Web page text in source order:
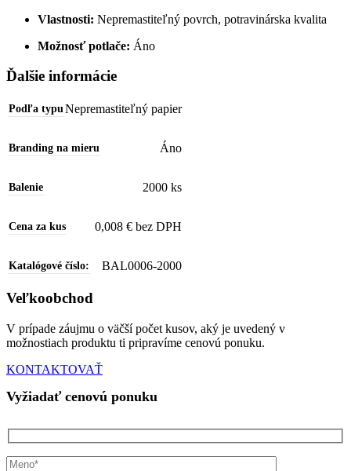
Vlastnosti: Nepremastiteľný povrch, potravinárska kvalita
Možnosť potlače: Áno
Ďalšie informácie
Podľa typu Nepremastiteľný papier
Branding na mieru Áno
Balenie 2000 ks
Cena za kus 0,008 € bez DPH
Katalógové číslo: BAL0006-2000
Veľkoobchod
V prípade záujmu o väčší počet kusov, aký je uvedený v
možnostiach produktu ti pripravíme cenovú ponuku.
KONTAKTOVAŤ
Vyžiadať cenovú ponuku